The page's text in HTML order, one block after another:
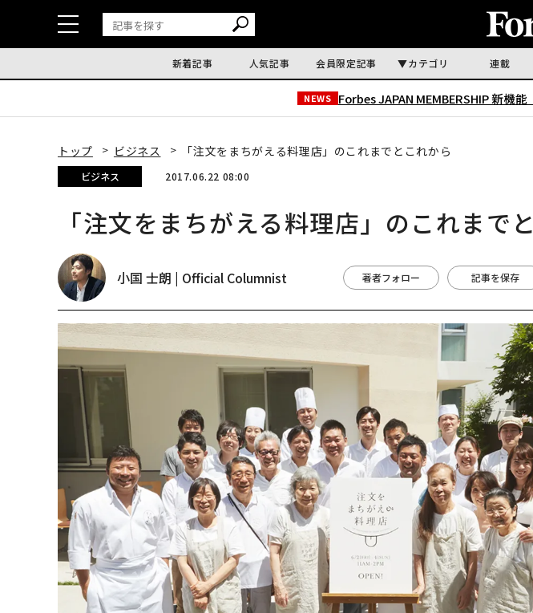
新着記事 人気記事 会員限定記事 カテゴリ 連載
NEWS Forbes JAPAN MEMBERSHIP 新機能｜
トップ ビジネス 「注文をまちがえる料理店」のこれまでとこれから
ビジネス 2017.06.22 08:00
「注文をまちがえる料理店」のこれまで
小国 士朗 | Official Columnist 著者フォロー 記事を保存